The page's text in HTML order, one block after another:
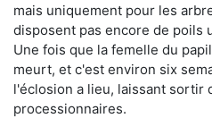
mais uniquement pour les
disposent pas encore de poils
Une fois que la femelle du
meurt, et c'est environ six
l'éclosion a lieu, laissant sortir
processionnaires.